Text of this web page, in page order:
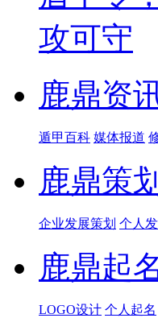
鹿鼎资
遁甲百科 媒体报道
鹿鼎策划
企业发展策划 个人
鹿鼎起
LOGO设计 个人起名